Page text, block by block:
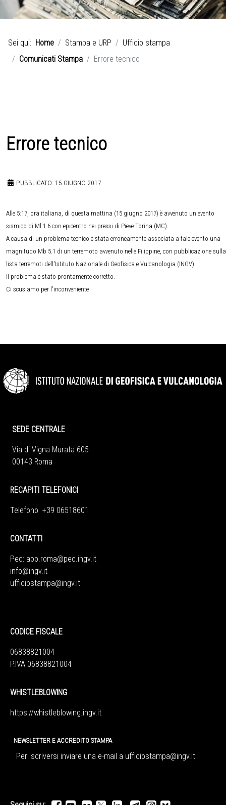
Sei qui: Home Stampa e URP
Ufficio stampa
Comunicati Stampa
Errore tecnico
Errore tecnico
PUBBLICATO: 15 GIUGNO 2017
Alle 5:17, ora italiana, di questa mattina (15 giugno 2017) è avvenuto un evento
sismico di Ml 1.6 con epicentro nei pressi di Pieve Torina (MC).
A causa di un problema tecnico è stata erroneamente associata a tale evento una
magnitudo Mb 5.1 di un terremoto avvenuto nelle Filippine, con pubblicazione sulla
lista terremoti dell'Istituto Nazionale di Geofisica e Vulcanologia (INGV).
Il problema è stato prontamente corretto.
Ci scusiamo per l'inconveniente
SEDE CENTRALE
Via di Vigna Murata 605
00143 Roma
RECAPITI TELEFONICI
Telefono +39 06518601
CONTATTI
Pec: aoo.roma@pec.ingv.it
info@ingv.it
ufficiostampa@ingv.it
CODICE FISCALE
06838821004
P.IVA 06838821004
WHISTLEBLOWING
https://whistleblowing.ingv. it
NEWSLETTER E ACCREDITO STAMPA
Per iscriversi inviare una e-mail a ufficiostampa@ingv.it